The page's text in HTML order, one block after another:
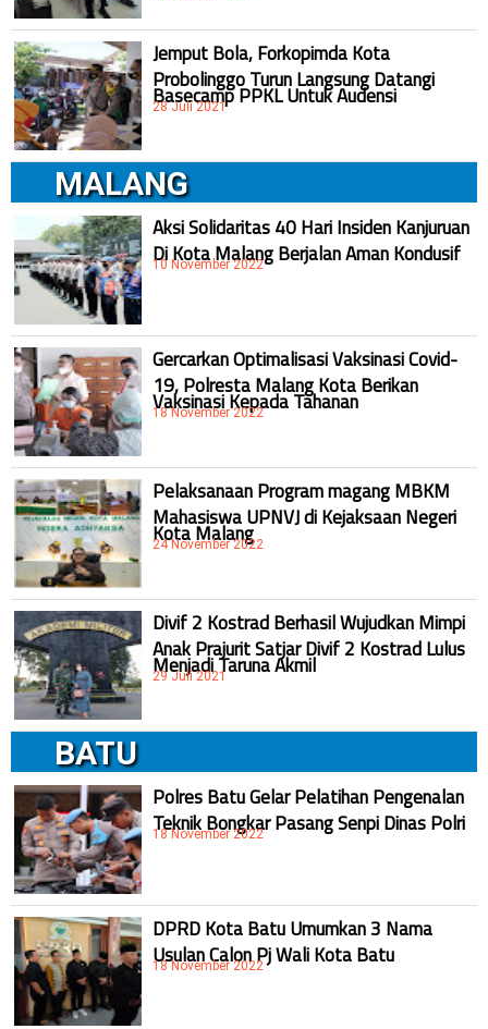
Jemput Bola, Forkopimda Kota
Probolinggo Turun Langsung Datangi
Basecamp PPKL Untuk Audensi
28 Juli 2021
MALANG
Aksi Solidaritas 40 Hari Insiden Kanjuruan
Di Kota Malang Berjalan Aman Kondusif
10 November 2022
Gercarkan Optimalisasi Vaksinasi Covid-
19, Polresta Malang Kota Berikan
Vaksinasi Kepada Tahanan
18 November 2022
Pelaksanaan Program magang MBKM
Mahasiswa UPNVJ di Kejaksaan Negeri
Kota Malang
24 November 2022
Divif 2 Kostrad Berhasil Wujudkan Mimpi
Anak Prajurit Satjar Divif 2 Kostrad Lulus
Menjadi Taruna Akmil
29 Juli 2021
BATU
Polres Batu Gelar Pelatihan Pengenalan
Teknik Bongkar Pasang Senpi Dinas Polri
18 November 2022
DPRD Kota Batu Umumkan 3 Nama
Usulan Calon Pj Wali Kota Batu
18 November 2022